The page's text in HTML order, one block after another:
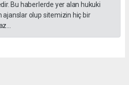
Bu haberlerde yer alan hukuki
olup sitemizin hiç bir